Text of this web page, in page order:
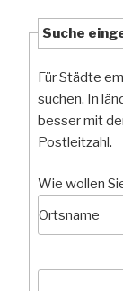
Suche
Für Städte
suchen. In
besser mit
Postleitzahl.
Wie wollen